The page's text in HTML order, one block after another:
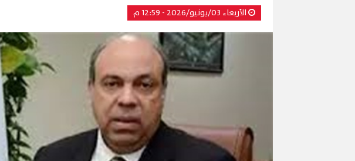
الأربعاء 03/يونيو/2026 - 12:59 م